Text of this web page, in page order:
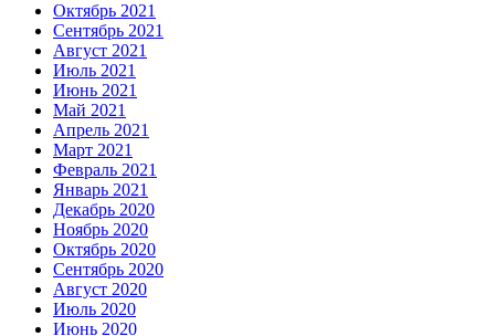
Октябрь 2021
Сентябрь 2021
Август 2021
Июль 2021
Июнь 2021
Май 2021
Апрель 2021
Март 2021
Февраль 2021
Январь 2021
Декабрь 2020
Ноябрь 2020
Октябрь 2020
Сентябрь 2020
Август 2020
Июль 2020
Июнь 2020